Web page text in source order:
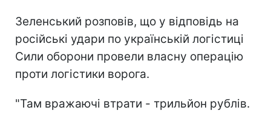
Зеленський розповів, що у відповідь на
російські удари по українській логістиці
Сили оборони провели власну операцію
проти логістики ворога.
"Там вражаючі втрати - трильйон рублів.